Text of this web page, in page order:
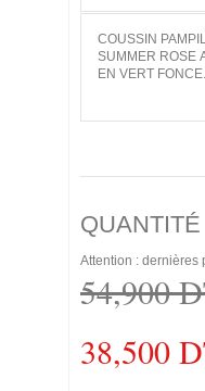
COUSSIN
SUMMER ROSE
EN VERT
QUANTITÉ
Attention : dernières
54,900
38,500